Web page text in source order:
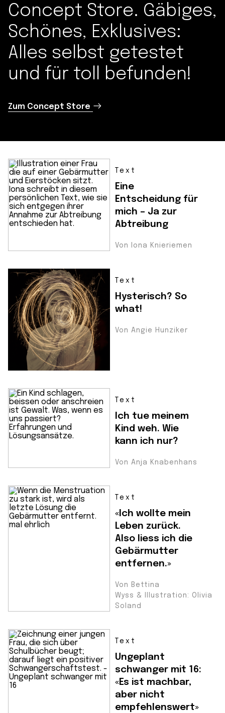
Concept Store. Gäbiges,
Schönes, Exklusives:
Alles selbst getestet
und für toll befunden!
Zum Concept Store
Text
Eine
Entscheidung für
mich – Ja zur
Abtreibung
Von Iona Knieriemen
Text
Hysterisch? So
what!
Von Angie Hunziker
Text
Ich tue meinem
Kind weh. Wie
kann ich nur?
Von Anja Knabenhans
Text
«Ich wollte mein
Leben zurück.
Also liess ich die
Gebärmutter
entfernen.»
Von Bettina
Wyss & Illustration: Olivia
Soland
Text
Ungeplant
schwanger mit 16:
«Es ist machbar,
aber nicht
empfehlenswert»